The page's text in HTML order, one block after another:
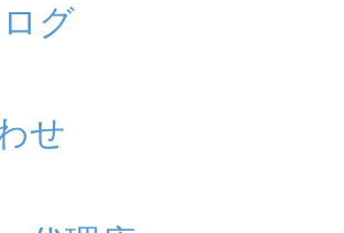
グ
せ